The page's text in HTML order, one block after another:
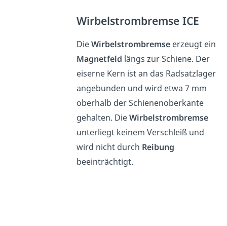
Wirbelstrombremse ICE
DieWirbelstrombremseerzeugt ein
Magnetfeld längs zur Schiene. Der
eiserne Kern ist an das Radsatzlager
angebunden und wird etwa 7 mm
oberhalb der Schienenoberkante
gehalten. DieWirbelstrombremse
unterliegt keinem Verschleiß und
wird nicht durch Reibung
beeinträchtigt.